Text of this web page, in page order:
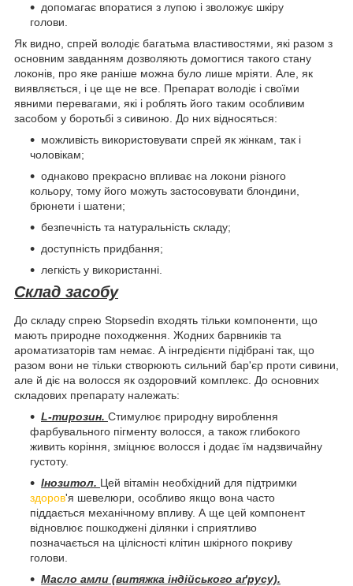
допомагає впоратися з лупою і зволожує шкіру
голови.
Як видно, спрей володіє багатьма властивостями, які разом з
основним завданням дозволяють домогтися такого стану
локонів, про яке раніше можна було лише мріяти. Але, як
виявляється, і це ще не все. Препарат володіє і своїми
явними перевагами, які і роблять його таким особливим
засобом у боротьбі з сивиною. До них відносяться:
можливість використовувати спрей як жінкам, так і
чоловікам;
однаково прекрасно впливає на локони різного
кольору, тому його можуть застосовувати блондини,
брюнети і шатени;
безпечність та натуральність складу;
доступність придбання;
легкість у використанні.
Склад засобу
До складу спрею Stopsedin входять тільки компоненти, що
мають природне походження. Жодних барвників та
ароматизаторів там немає. А інгредієнти підібрані так, що
разом вони не тільки створюють сильний бар'єр проти сивини,
але й діє на волосся як оздоровчий комплекс. До основних
складових препарату належать:
L-тирозин. Стимулює природну вироблення
фарбувального пігменту волосся, а також глибокого
живить коріння, зміцнює волосся і додає їм надзвичайну
густоту.
Інозитол. Цей вітамін необхідний для підтримки
здоров'я шевелюри, особливо якщо вона часто
піддається механічному впливу. А ще цей компонент
відновлює пошкоджені ділянки і сприятливо
позначається на цілісності клітин шкірного покриву
голови.
Масло амли (витяжка індійського аґрусу).